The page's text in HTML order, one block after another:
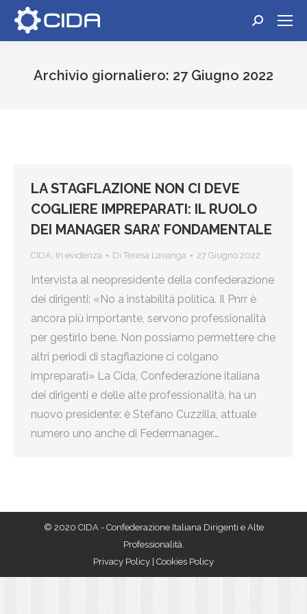
Cerca:
Archivio giornaliero: 27 Giugno 2022
LA STAGFLAZIONE NON CI DEVE
COGLIERE IMPREPARATI: IL RUOLO
DEI MANAGER SARA’ FONDAMENTALE
CIDA, In evidenza Di Teresa Lavanga 27 Giugno 2022
Intervista al neopresidente della confederazione
dei dirigenti: «No a instabilità politica. Il Pnrr è
ancora più importante, servono professionalità
per gestirlo bene. Non possiamo permettere che
altri periodi di stagflazione ci colgano
impreparati» La Cida, Confederazione italiana
dei dirigenti e delle alte professionalità, ha un
nuovo presidente: è Stefano Cuzzilla, attuale
numero uno anche di Federmanager.…
© 2020 CIDA - Confederazione Italiana Dirigenti e Alte
Professionalità.
Privacy Policy Cookies Policy